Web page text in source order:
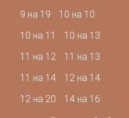
9 на 19
10 на 10
10 на 11
10 на 13
11 на 12
11 на 13
11 на 14
12 на 14
12 на 20
14 на 16